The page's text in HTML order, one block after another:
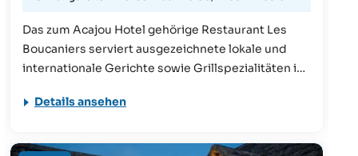
Das zum Acajou Hotel gehörige Restaurant Les
Boucaniers serviert ausgezeichnete lokale und
internationale Gerichte sowie Grillspezialitäten in
von kreolischem Flair geprägt ist.
Details ansehen